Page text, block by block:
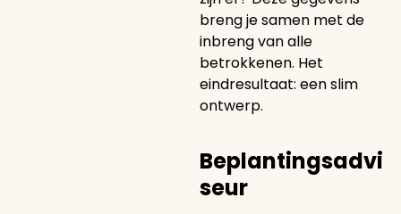
breng je samen met de
inbreng van alle
betrokkenen. Het
eindresultaat: een slim
ontwerp.
Beplantingsadvi
seur